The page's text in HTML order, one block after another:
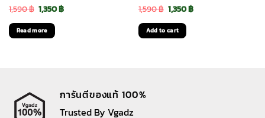
1,590฿ Original
price
was:
1,350฿Current
Read more
1,590฿ Original
price
was:
1,350฿Current
Add to cart
การันตีของแท้ 100%
Trusted By Vgadz